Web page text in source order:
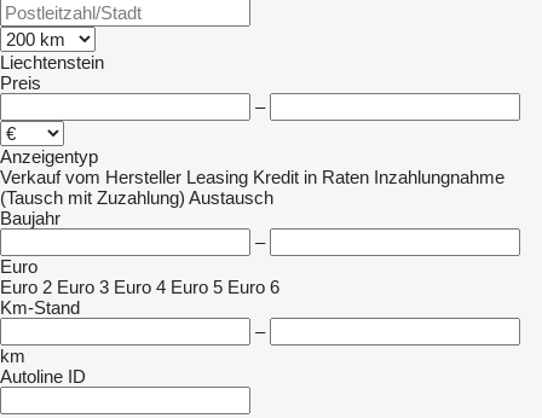
Liechtenstein
Preis
–
Anzeigentyp
Verkauf vom Hersteller Leasing Kredit in Raten Inzahlungnahme
(Tausch mit Zuzahlung) Austausch
Baujahr
–
Euro
Euro 2 Euro 3 Euro 4 Euro 5 Euro 6
Km-Stand
–
km
Autoline ID